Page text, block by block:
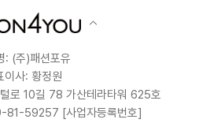
: (주)패션포유
이사: 황정원
로 10길 78 가산테라타워 625호
81-59257 [사업자등록번호]